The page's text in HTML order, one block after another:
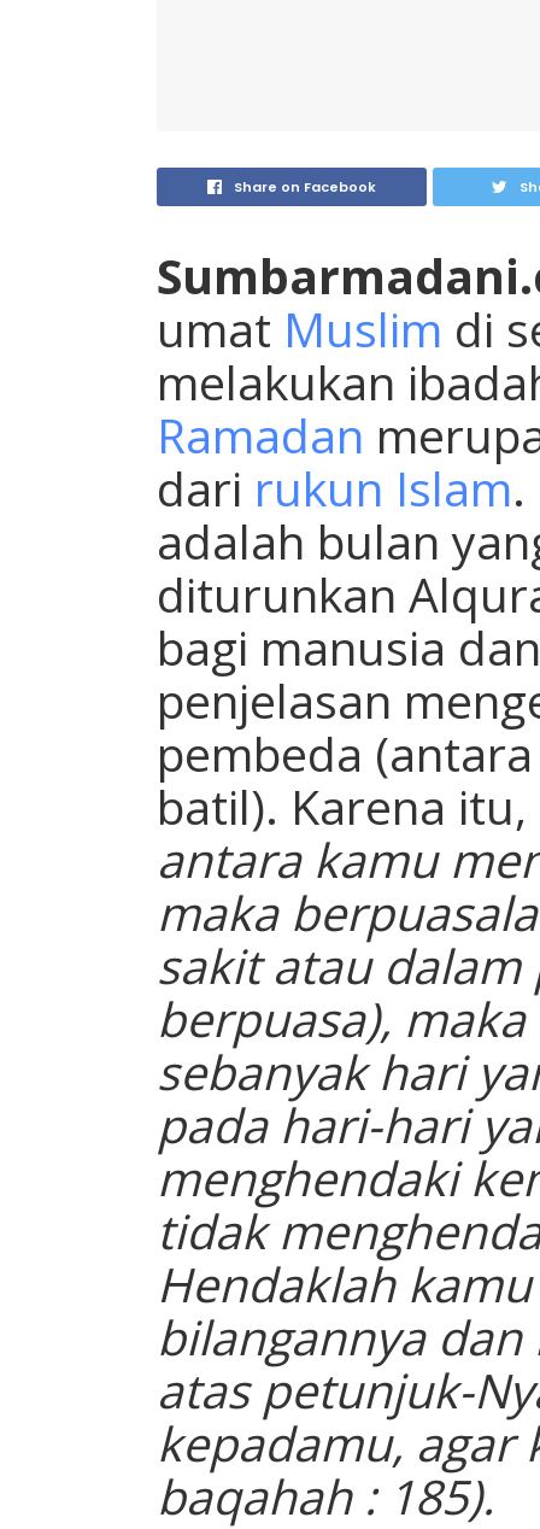
Share on Facebook
umat Muslim di
melakukan
Ramadan
dari rukun Islam
adalah bulan
diturunkan
bagi manusia
penjelasan
pembeda
batil). Karena itu,
antara kamu
maka
sakit atau
berpuasa),
sebanyak hari
pada hari-hari
menghendaki
tidak
Hendaklah
bilangannya
atas petunjuk-
kepadamu, agar
baqahah : 185).